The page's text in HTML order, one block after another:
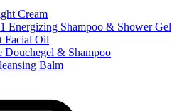
Cream
Energizing Shampoo & Shower Gel
Facial Oil
Douchegel & Shampoo
Balm